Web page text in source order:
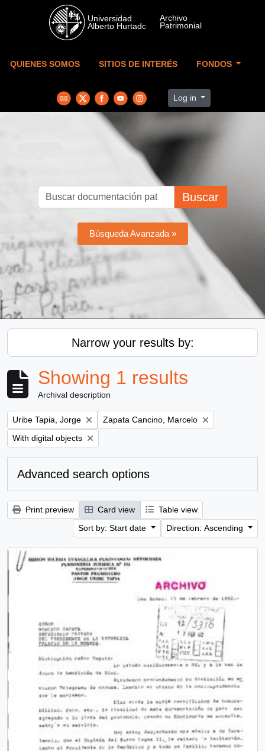
Skip to main content
QUIENES SOMOS SITIOS DE INTERÉS FONDOS
Log in
Buscar
Búsqueda Avanzada »
Narrow your results by:
Showing 1 results
Archival description
Remove filter:
Uribe Tapia, Jorge Remove filter:
Zapata Cancino, Marcelo
Remove filter:
With digital objects
Advanced search options
Print preview Card view
Table view
Sort by: Start date
Direction: Ascending